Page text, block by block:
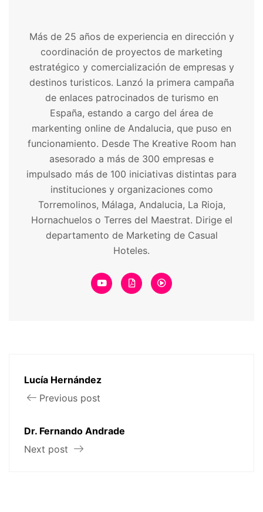
Más de 25 años de experiencia en dirección y
coordinación de proyectos de marketing
estratégico y comercialización de empresas y
destinos turisticos. Lanzó la primera campaña
de enlaces patrocinados de turismo en
España, estando a cargo del área de
markenting online de Andalucia, que puso en
funcionamiento. Desde The Kreative Room han
asesorado a más de 300 empresas e
impulsado más de 100 iniciativas distintas para
instituciones y organizaciones como
Torremolinos, Málaga, Andalucia, La Rioja,
Hornachuelos o Terres del Maestrat. Dirige el
departamento de Marketing de Casual
Hoteles.
Lucía Hernández
Previous post
Dr. Fernando Andrade
Next post